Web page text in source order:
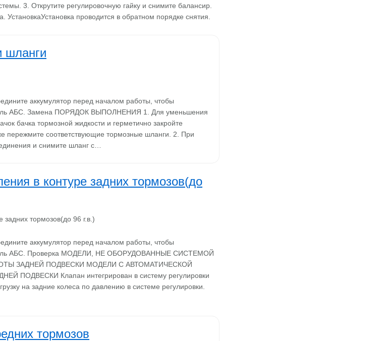
3. Открутите регулировочную гайку и снимите балансир.
проводится в обратном порядке снятия.
шланги
аккумулятор перед началом работы, чтобы
АБС. Замена ПОРЯДОК ВЫПОЛНЕНИЯ 1. Для уменьшения
бачка тормозной жидкости и герметично закройте
пережмите соответствующие тормозные шланги. 2. При
и снимите шланг с…
в контуре задних тормозов(до
аккумулятор перед началом работы, чтобы
АБС. Проверка МОДЕЛИ, НЕ ОБОРУДОВАННЫЕ СИСТЕМОЙ
ЗАДНЕЙ ПОДВЕСКИ МОДЕЛИ С АВТОМАТИЧЕСКОЙ
Клапан интегрирован в систему регулировки
на задние колеса по давлению в системе регулировки.
тормозов